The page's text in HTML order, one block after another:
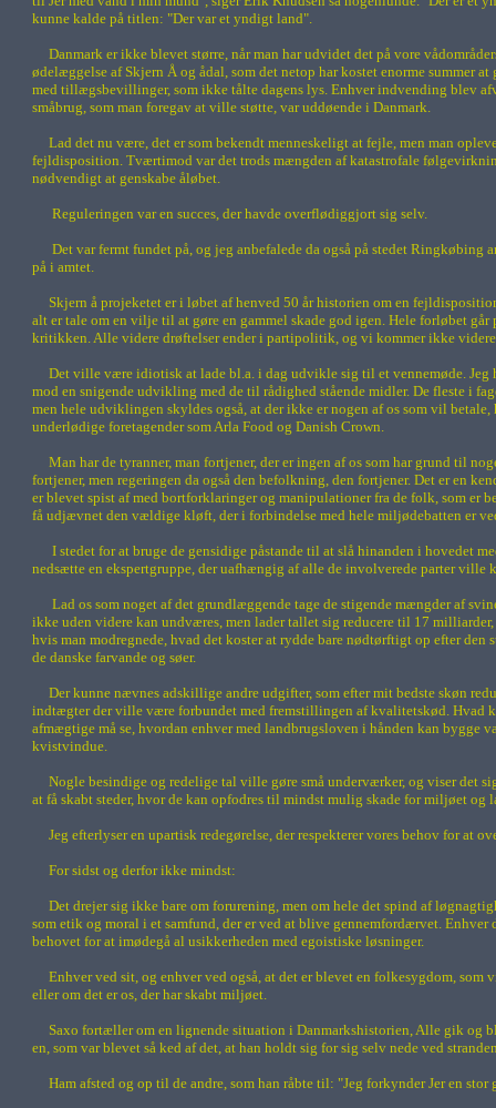
kunne kalde på titlen: "Der var et yndigt land".
Danmark er ikke blevet større, når man har udvidet det på vore
ødelæggelse af Skjern Å og ådal, som det netop har kostet enorme
med tillægsbevillinger, som ikke tålte dagens lys. Enhver indvending blev
småbrug, som man foregav at ville støtte, var uddøende i Danmark.
Lad det nu være, det er som bekendt menneskeligt at fejle, men man
fejldisposition. Tværtimod var det trods mængden af katastrofale
nødvendigt at genskabe åløbet.
Reguleringen var en succes, der havde overflødiggjort sig selv.
Det var fermt fundet på, og jeg anbefalede da også på stedet Ringkøbing
på i amtet.
Skjern å projeketet er i løbet af henved 50 år historien om en
alt er tale om en vilje til at gøre en gammel skade god igen. Hele forløbet
kritikken. Alle videre drøftelser ender i partipolitik, og vi kommer ikke
Det ville være idiotisk at lade bl.a. i dag udvikle sig til et vennemøde.
mod en snigende udvikling med de til rådighed stående midler. De fleste i
men hele udviklingen skyldes også, at der ikke er nogen af os som vil
underlødige foretagender som Arla Food og Danish Crown.
Man har de tyranner, man fortjener, der er ingen af os som har grund til
fortjener, men regeringen da også den befolkning, den fortjener. Det er en
er blevet spist af med bortforklaringer og manipulationer fra de folk, som er
få udjævnet den vældige kløft, der i forbindelse med hele miljødebatten er
I stedet for at bruge de gensidige påstande til at slå hinanden i hovedet
nedsætte en ekspertgruppe, der uafhængig af alle de involverede parter ville
Lad os som noget af det grundlæggende tage de stigende mængder af
ikke uden videre kan undværes, men lader tallet sig reducere til 17
hvis man modregnede, hvad det koster at rydde bare nødtørftigt op efter
de danske farvande og søer.
Der kunne nævnes adskillige andre udgifter, som efter mit bedste skøn
indtægter der ville være forbundet med fremstillingen af kvalitetskød. Hvad
afmægtige må se, hvordan enhver med landbrugsloven i hånden kan
kvistvindue.
Nogle besindige og redelige tal ville gøre små underværker, og viser det
at få skabt steder, hvor de kan opfodres til mindst mulig skade for miljøet og
Jeg efterlyser en upartisk redegørelse, der respekterer vores behov for at
For sidst og derfor ikke mindst:
Det drejer sig ikke bare om forurening, men om hele det spind af
som etik og moral i et samfund, der er ved at blive gennemfordærvet.
behovet for at imødegå al usikkerheden med egoistiske løsninger.
Enhver ved sit, og enhver ved også, at det er blevet en folkesygdom,
eller om det er os, der har skabt miljøet.
Saxo fortæller om en lignende situation i Danmarkshistorien, Alle gik og
en, som var blevet så ked af det, at han holdt sig for sig selv nede ved
Ham afsted og op til de andre, som han råbte til: "Jeg forkynder Jer en